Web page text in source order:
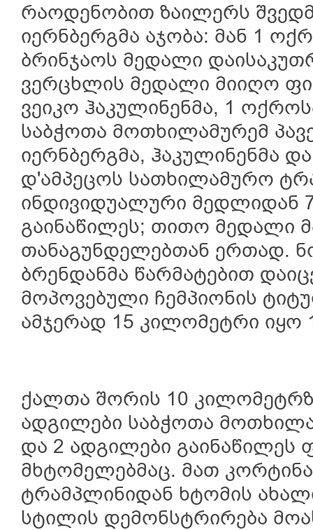
რაოდენობით ზაილერს
იერნბერგმა აჯობა: მან 1
ბრინჯაოს მედალი
ვერცხლის მედალი მიიღო
ვეიკო ჰაკულინენმა, 1
საბჭოთა მოთხილამურემ
იერნბერგმა, ჰაკულინენმა
დ'ამპეცოს სათხილამურო
ინდივიდუალური მედლიდან
გაინაწილეს; თითო მედალი
თანაგუნდელებთან ერთად.
ბრენდანმა წარმატებით
მოპოვებული ჩემპიონის
ამჯერად 15 კილომეტრი იყო
ქალთა შორის 10
ადგილები საბჭოთა
და 2 ადგილები გაინაწილეს
მხტომელებმაც. მათ
ტრამპლინიდან ხტომის
სტილის დემონსტრირება